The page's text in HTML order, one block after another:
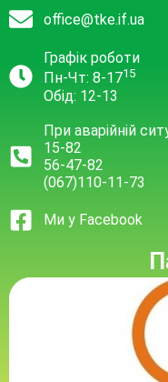
office@tke.if.ua
Графік роботи
Пн-Чт: 8-1715
Обід: 12-13
При аварійній
15-82
56-47-82
(067)110-11-73
Ми у Facebook